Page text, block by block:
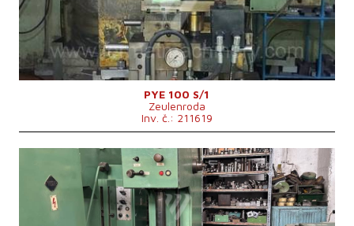
Rozměry beranu
530x400 mm
Výkon hlavního elektromotoru 15 kW
Rozměry d x š x v
1900x1200x3030 mm
Hmotnost stroje
5000 kg
Max. zdvih beranu
500 mm
Vyložení
360 mm
ne
PYE 100 S/1
Zeulenroda
Inv. č.: 211619
1959
Jmenovitá tvářecí síla lisu
10 t
Rozměry pracovní plochy stolu500x400 mm
Rozměry beranu
450x280 mm
Výkon hlavního elektromotoru
4 kW